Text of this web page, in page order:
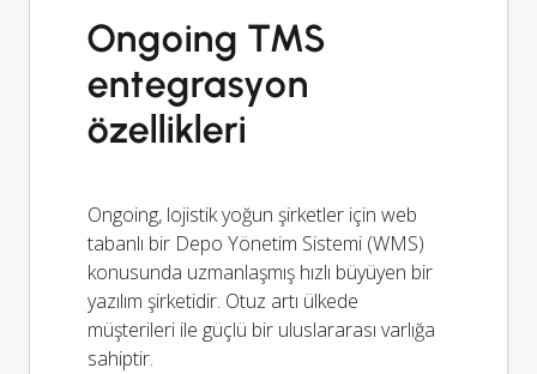
Ongoing TMS
entegrasyon
özellikleri
Ongoing, lojistik yoğun şirketler için web
tabanlı bir Depo Yönetim Sistemi (WMS)
konusunda uzmanlaşmış hızlı büyüyen bir
yazılım şirketidir. Otuz artı ülkede
müşterileri ile güçlü bir uluslararası varlığa
sahiptir.